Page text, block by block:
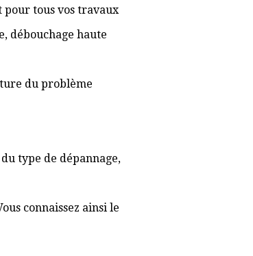
tous vos travaux
débouchage haute
du problème
type de dépannage,
connaissez ainsi le